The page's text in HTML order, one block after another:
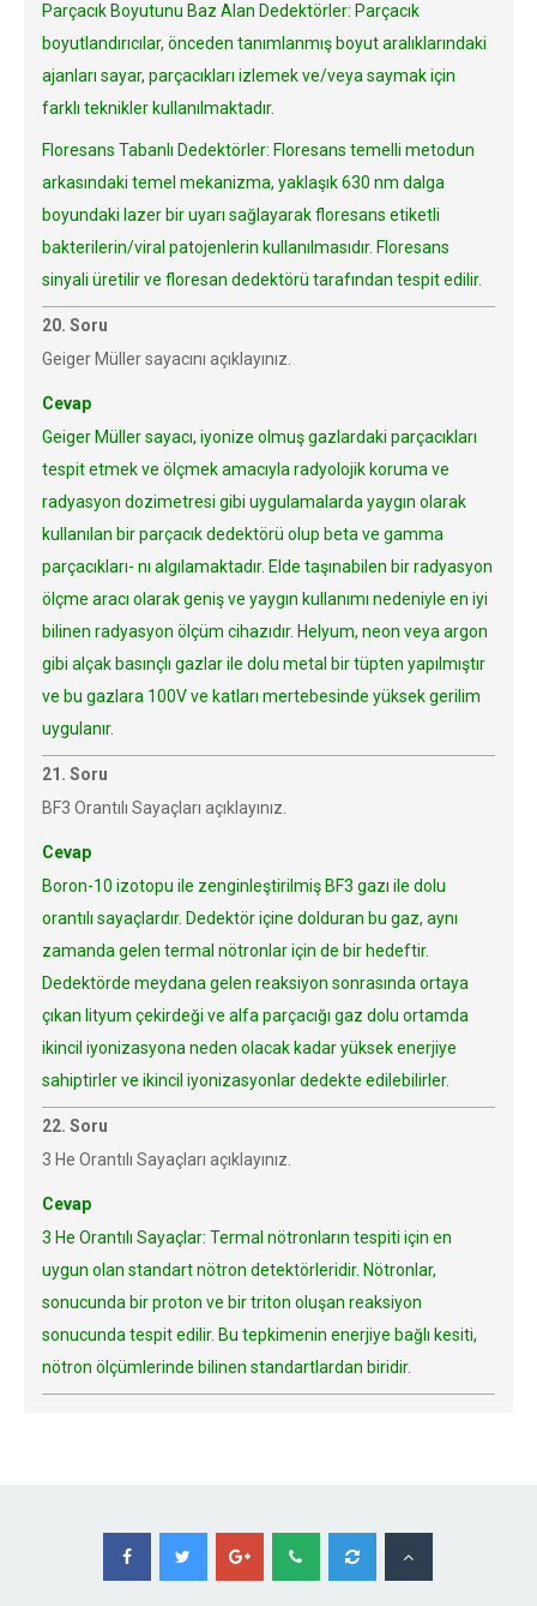
Parçacık Boyutunu Baz Alan Dedektörler: Parçacık
boyutlandırıcılar, önceden tanımlanmış boyut aralıklarındaki
ajanları sayar, parçacıkları izlemek ve/veya saymak için
farklı teknikler kullanılmaktadır.
Floresans Tabanlı Dedektörler: Floresans temelli metodun
arkasındaki temel mekanizma, yaklaşık 630 nm dalga
boyundaki lazer bir uyarı sağlayarak floresans etiketli
bakterilerin/viral patojenlerin kullanılmasıdır. Floresans
sinyali üretilir ve floresan dedektörü tarafından tespit edilir.
20. Soru
Geiger Müller sayacını açıklayınız.
Cevap
Geiger Müller sayacı, iyonize olmuş gazlardaki parçacıkları
tespit etmek ve ölçmek amacıyla radyolojik koruma ve
radyasyon dozimetresi gibi uygulamalarda yaygın olarak
kullanılan bir parçacık dedektörü olup beta ve gamma
parçacıkları- nı algılamaktadır. Elde taşınabilen bir radyasyon
ölçme aracı olarak geniş ve yaygın kullanımı nedeniyle en iyi
bilinen radyasyon ölçüm cihazıdır. Helyum, neon veya argon
gibi alçak basınçlı gazlar ile dolu metal bir tüpten yapılmıştır
ve bu gazlara 100V ve katları mertebesinde yüksek gerilim
uygulanır.
21. Soru
BF3 Orantılı Sayaçları açıklayınız.
Cevap
Boron-10 izotopu ile zenginleştirilmiş BF3 gazı ile dolu
orantılı sayaçlardır. Dedektör içine dolduran bu gaz, aynı
zamanda gelen termal nötronlar için de bir hedeftir.
Dedektörde meydana gelen reaksiyon sonrasında ortaya
çıkan lityum çekirdeği ve alfa parçacığı gaz dolu ortamda
ikincil iyonizasyona neden olacak kadar yüksek enerjiye
sahiptirler ve ikincil iyonizasyonlar dedekte edilebilirler.
22. Soru
3 He Orantılı Sayaçları açıklayınız.
Cevap
3 He Orantılı Sayaçlar: Termal nötronların tespiti için en
uygun olan standart nötron detektörleridir. Nötronlar,
sonucunda bir proton ve bir triton oluşan reaksiyon
sonucunda tespit edilir. Bu tepkimenin enerjiye bağlı kesiti,
nötron ölçümlerinde bilinen standartlardan biridir.